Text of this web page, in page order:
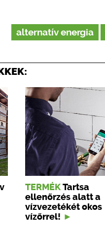
alternatív energia
TERMÉK Tartsa
ellenőrzés alatt a
vízvezetékét okos
vízőrrel!